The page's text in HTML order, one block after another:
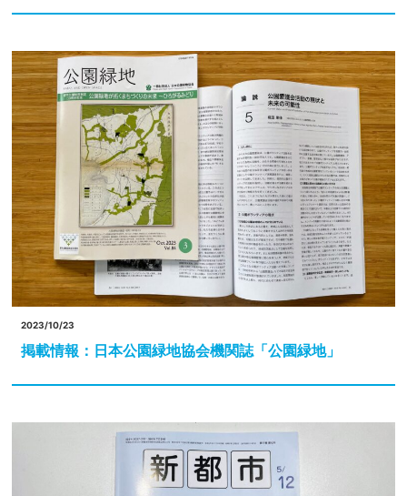
2023/10/23
掲載情報：日本公園緑地協会機関誌「公園緑地」